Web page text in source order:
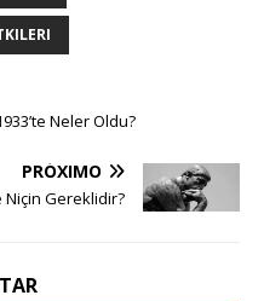
Neler Oldu?
PRÓXIMO
Gereklidir?